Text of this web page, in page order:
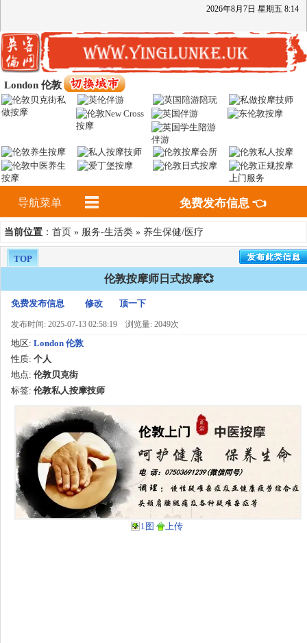
2026年8月 7日 星期五 8:14
London 伦敦
导航菜单 免费发布信息 👈
当前位置 ： 首页 » 服务-生活类 » 养生保健/医疗
TOP
伦敦按摩师日式按摩💞
免费发布信息 修改 顶一下
发布时间: 2025-07-13 02:58:19 浏览量: 2049次
地区: London 伦敦
性质: 个人
地点: 伦敦贝克街
标签: 伦敦私人按摩技师
1图 上传